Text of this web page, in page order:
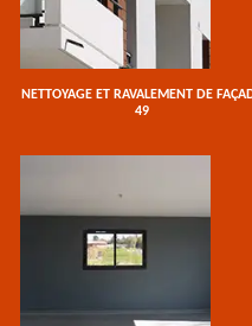
NETTOYAGE ET RAVALEMENT DE
49